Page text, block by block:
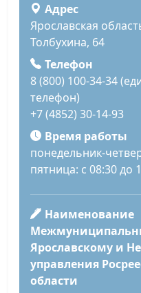
Адрес
Ярославская
Толбухина, 64
Телефон
8 (800) 100-34-34
телефон)
+7 (4852) 30-14-93
Время работы
понедельник-
пятница: с 08:30 до
Наименование
Ярославскому и
управления
области